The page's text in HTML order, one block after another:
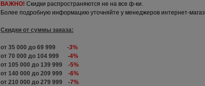
ВАЖНО! Скидки распространяются не на все ф-ки.
Более подробную информацию уточняйте у менеджеров интернет-
Скидки от суммы заказа:
от 35 000 до 69 999 -3%
от 70 000 до 104 999 -4%
от 105 000 до 139 999 -5%
от 140 000 до 209 999 -6%
от 210 000 до 279 999 -7%